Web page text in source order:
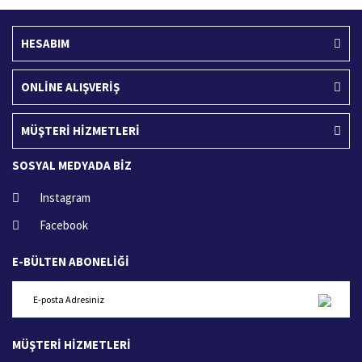
HESABIM
ONLİNE ALIŞVERİŞ
MÜŞTERİ HİZMETLERİ
SOSYAL MEDYADA BİZ
Instagram
Facebook
E-BÜLTEN ABONELİĞİ
MÜŞTERİ HİZMETLERİ